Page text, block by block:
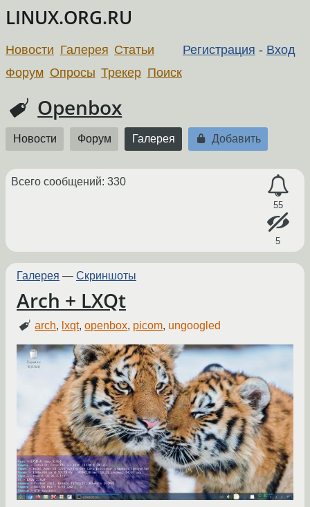
LINUX.ORG.RU
Регистрация - Вход
Новости Галерея Статьи
Форум Опросы Трекер Поиск
Openbox
Новости Форум Галерея Добавить
55
5
Всего сообщений: 330
Галерея — Скриншоты
Arch + LXQt
arch, lxqt,openbox, picom, ungoogled